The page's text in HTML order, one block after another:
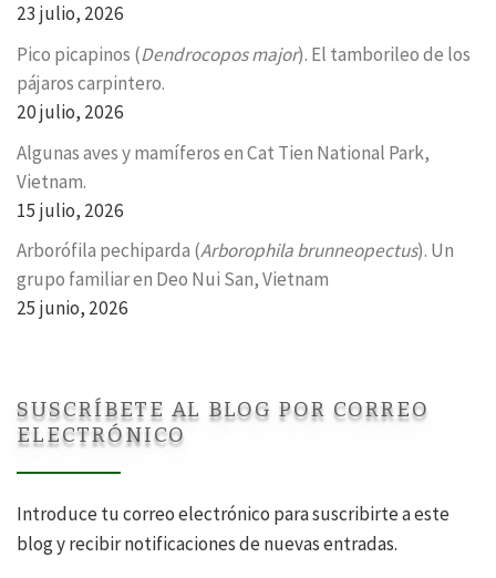
23 julio, 2026
Pico picapinos (Dendrocopos major). El tamborileo de los
pájaros carpintero.
20 julio, 2026
Algunas aves y mamíferos en Cat Tien National Park,
Vietnam.
15 julio, 2026
Arborófila pechiparda (Arborophila brunneopectus). Un
grupo familiar en Deo Nui San, Vietnam
25 junio, 2026
SUSCRÍBETE AL BLOG POR CORREO
ELECTRÓNICO
Introduce tu correo electrónico para suscribirte a este
blog y recibir notificaciones de nuevas entradas.